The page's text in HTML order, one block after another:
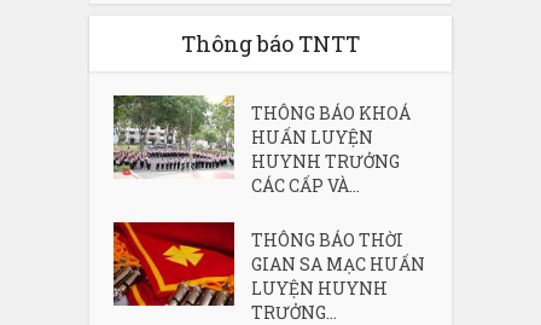
Thông báo TNTT
THÔNG BÁO KHOÁ
HUẤN LUYỆN
HUYNH TRƯỞNG
CÁC CẤP VÀ...
THÔNG BÁO THỜI
GIAN SA MẠC HUẤN
LUYỆN HUYNH
TRƯỞNG...